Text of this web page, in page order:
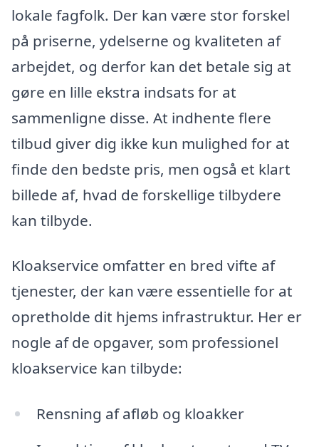
lokale fagfolk. Der kan være stor forskel
på priserne, ydelserne og kvaliteten af
arbejdet, og derfor kan det betale sig at
gøre en lille ekstra indsats for at
sammenligne disse. At indhente flere
tilbud giver dig ikke kun mulighed for at
finde den bedste pris, men også et klart
billede af, hvad de forskellige tilbydere
kan tilbyde.
Kloakservice omfatter en bred vifte af
tjenester, der kan være essentielle for at
opretholde dit hjems infrastruktur. Her er
nogle af de opgaver, som professionel
kloakservice kan tilbyde:
Rensning af afløb og kloakker